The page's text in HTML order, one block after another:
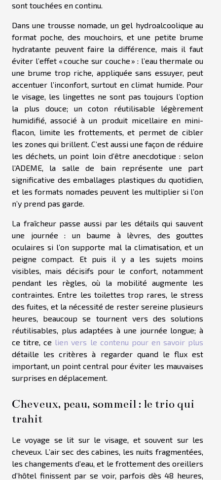
sont touchées en continu.
Dans une trousse nomade, un gel hydroalcoolique au
format poche, des mouchoirs, et une petite brume
hydratante peuvent faire la différence, mais il faut
éviter l’effet « couche sur couche » : l’eau thermale ou
une brume trop riche, appliquée sans essuyer, peut
accentuer l’inconfort, surtout en climat humide. Pour
le visage, les lingettes ne sont pas toujours l’option
la plus douce; un coton réutilisable légèrement
humidifié, associé à un produit micellaire en mini-
flacon, limite les frottements, et permet de cibler
les zones qui brillent. C’est aussi une façon de réduire
les déchets, un point loin d’être anecdotique : selon
l’ADEME, la salle de bain représente une part
significative des emballages plastiques du quotidien,
et les formats nomades peuvent les multiplier si l’on
n’y prend pas garde.
La fraîcheur passe aussi par les détails qui sauvent
une journée : un baume à lèvres, des gouttes
oculaires si l’on supporte mal la climatisation, et un
peigne compact. Et puis il y a les sujets moins
visibles, mais décisifs pour le confort, notamment
pendant les règles, où la mobilité augmente les
contraintes. Entre les toilettes trop rares, le stress
des fuites, et la nécessité de rester sereine plusieurs
heures, beaucoup se tournent vers des solutions
réutilisables, plus adaptées à une journée longue; à
ce titre, ce lien vers le contenu pour en savoir plus
détaille les critères à regarder quand le flux est
important, un point central pour éviter les mauvaises
surprises en déplacement.
Cheveux, peau, sommeil : le trio qui
trahit
Le voyage se lit sur le visage, et souvent sur les
cheveux. L’air sec des cabines, les nuits fragmentées,
les changements d’eau, et le frottement des oreillers
d’hôtel finissent par se voir, parfois dès 48 heures,